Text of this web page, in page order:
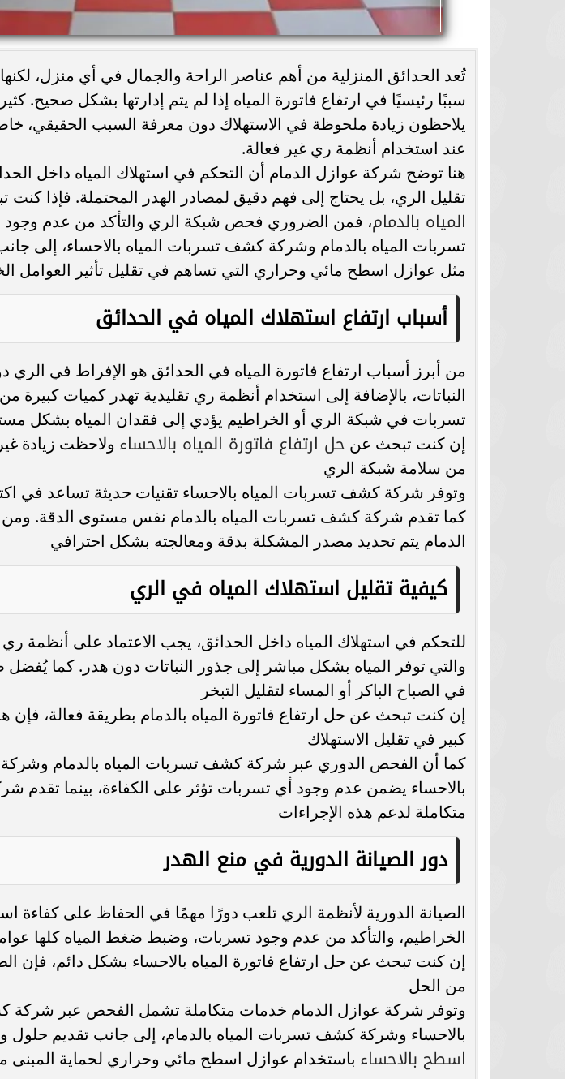
تُعد الحدائق المنزلية من أهم عناصر الراحة والجمال في أي منزل،
سببًا رئيسيًا في ارتفاع فاتورة المياه إذا لم يتم إدارتها بشكل صحيح.
يلاحظون زيادة ملحوظة في الاستهلاك دون معرفة السبب الحقيقي،
عند استخدام أنظمة ري غير فعالة.
هنا توضح شركة عوازل الدمام أن التحكم في استهلاك المياه داخل
تقليل الري، بل يحتاج إلى فهم دقيق لمصادر الهدر المحتملة. فإذا
المياه بالدمام، فمن الضروري فحص شبكة الري والتأكد من عدم
تسربات المياه بالدمام وشركة كشف تسربات المياه بالاحساء، إلى
مثل عوازل اسطح مائي وحراري التي تساهم في تقليل تأثير العوامل
أسباب ارتفاع استهلاك المياه في الحدائق
من أبرز أسباب ارتفاع فاتورة المياه في الحدائق هو الإفراط في
النباتات، بالإضافة إلى استخدام أنظمة ري تقليدية تهدر كميات كبيرة
تسربات في شبكة الري أو الخراطيم يؤدي إلى فقدان المياه بشكل
إن كنت تبحث عن حل ارتفاع فاتورة المياه بالاحساء ولاحظت زيادة
من سلامة شبكة الري
وتوفر شركة كشف تسربات المياه بالاحساء تقنيات حديثة تساعد في
كما تقدم شركة كشف تسربات المياه بالدمام نفس مستوى الدقة.
الدمام يتم تحديد مصدر المشكلة بدقة ومعالجته بشكل احترافي
كيفية تقليل استهلاك المياه في الري
للتحكم في استهلاك المياه داخل الحدائق، يجب الاعتماد على أنظمة ري
والتي توفر المياه بشكل مباشر إلى جذور النباتات دون هدر. كما
في الصباح الباكر أو المساء لتقليل التبخر
إن كنت تبحث عن حل ارتفاع فاتورة المياه بالدمام بطريقة فعالة،
كبير في تقليل الاستهلاك
كما أن الفحص الدوري عبر شركة كشف تسربات المياه بالدمام
بالاحساء يضمن عدم وجود أي تسربات تؤثر على الكفاءة، بينما تقدم
متكاملة لدعم هذه الإجراءات
دور الصيانة الدورية في منع الهدر
الصيانة الدورية لأنظمة الري تلعب دورًا مهمًا في الحفاظ على كفاءة
الخراطيم، والتأكد من عدم وجود تسربات، وضبط ضغط المياه كلها
إن كنت تبحث عن حل ارتفاع فاتورة المياه بالاحساء بشكل دائم، فإن
من الحل
وتوفر شركة عوازل الدمام خدمات متكاملة تشمل الفحص عبر شركة
بالاحساء وشركة كشف تسربات المياه بالدمام، إلى جانب تقديم حلول
اسطح بالاحساء باستخدام عوازل اسطح مائي وحراري لحماية المبنى
سامر شقير: الأداء الجماعي أصبح المُحرِّك
الحقيقي لقيمة الأصول الرياضية في
الأسواق...
عودة الدوري المصري.. تعرف على مواعيد
مباريات اليوم والقنوات الناقلة